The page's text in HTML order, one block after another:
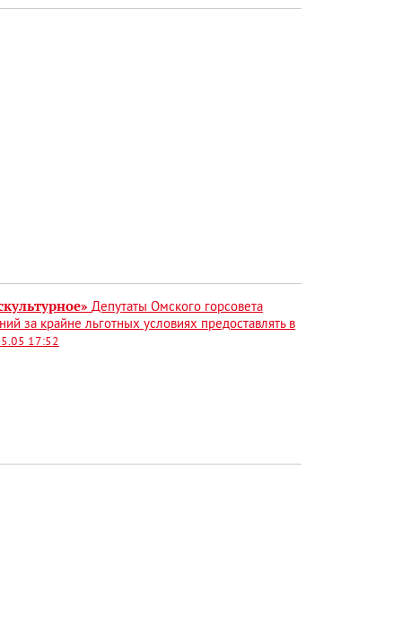
Депутаты Омского горсовета
за крайне льготных условиях предоставлять в
17:52